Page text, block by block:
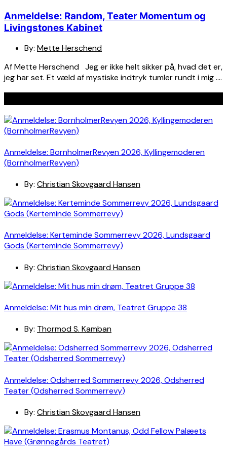
Anmeldelse: Random, Teater Momentum og
Livingstones Kabinet
By: Mette Herschend
Af Mette Herschend Jeg er ikke helt sikker på, hvad det er,
jeg har set. Et væld af mystiske indtryk tumler rundt i mig ….
Anmeldelse: BornholmerRevyen 2026, Kyllingemoderen
(BornholmerRevyen)
By: Christian Skovgaard Hansen
Anmeldelse: Kerteminde Sommerrevy 2026, Lundsgaard
Gods (Kerteminde Sommerrevy)
By: Christian Skovgaard Hansen
Anmeldelse: Mit hus min drøm, Teatret Gruppe 38
By: Thormod S. Kamban
Anmeldelse: Odsherred Sommerrevy 2026, Odsherred
Teater (Odsherred Sommerrevy)
By: Christian Skovgaard Hansen